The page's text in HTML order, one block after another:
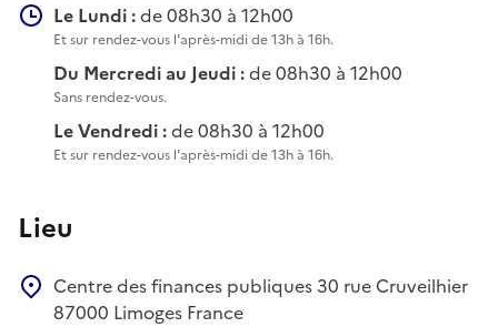
Le Lundi :de 08h30 à 12h00
Et sur rendez-vous l'après-midi de 13h à 16h.
Du Mercredi au Jeudi :de 08h30 à 12h00
Sans rendez-vous.
Le Vendredi :de 08h30 à 12h00
Et sur rendez-vous l'après-midi de 13h à 16h.
Lieu
Centre des finances publiques 30 rue Cruveilhier
87000 Limoges France